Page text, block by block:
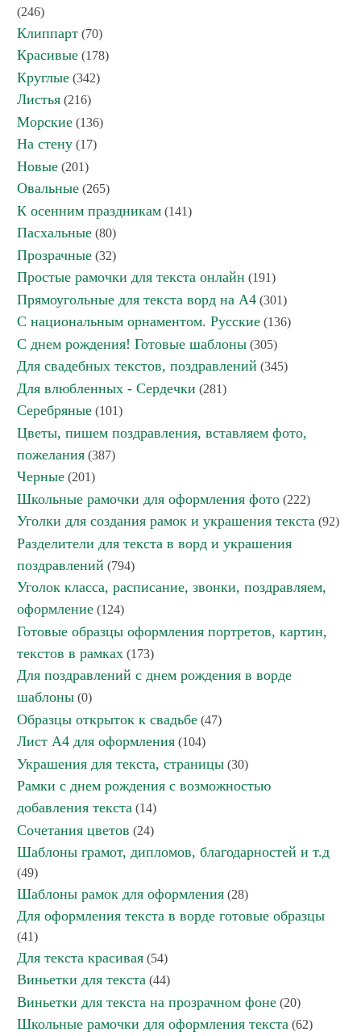
(246)
Клиппарт (70)
Красивые (178)
Круглые (342)
Листья (216)
Морские (136)
На стену (17)
Новые (201)
Овальные (265)
К осенним праздникам (141)
Пасхальные (80)
Прозрачные (32)
Простые рамочки для текста онлайн (191)
Прямоугольные для текста ворд на А4 (301)
С национальным орнаментом. Русские (136)
С днем рождения! Готовые шаблоны (305)
Для свадебных текстов, поздравлений (345)
Для влюбленных - Сердечки (281)
Серебряные (101)
Цветы, пишем поздравления, вставляем фото,
пожелания (387)
Черные (201)
Школьные рамочки для оформления фото (222)
Уголки для создания рамок и украшения текста (92)
Разделители для текста в ворд и украшения
поздравлений (794)
Уголок класса, расписание, звонки, поздравляем,
оформление (124)
Готовые образцы оформления портретов, картин,
текстов в рамках (173)
Для поздравлений с днем рождения в ворде
шаблоны (0)
Образцы открыток к свадьбе (47)
Лист А4 для оформления (104)
Украшения для текста, страницы (30)
Рамки с днем рождения с возможностью
добавления текста (14)
Сочетания цветов (24)
Шаблоны грамот, дипломов, благодарностей и т.д
(49)
Шаблоны рамок для оформления (28)
Для оформления текста в ворде готовые образцы
(41)
Для текста красивая (54)
Виньетки для текста (44)
Виньетки для текста на прозрачном фоне (20)
Школьные рамочки для оформления текста (62)